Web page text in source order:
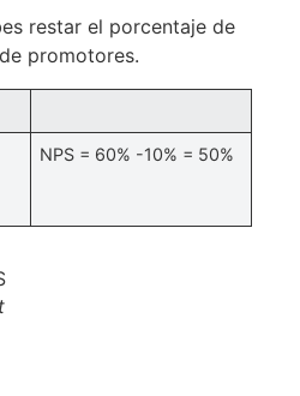
restar el porcentaje de
promotores.
NPS = 60% -10% = 50%